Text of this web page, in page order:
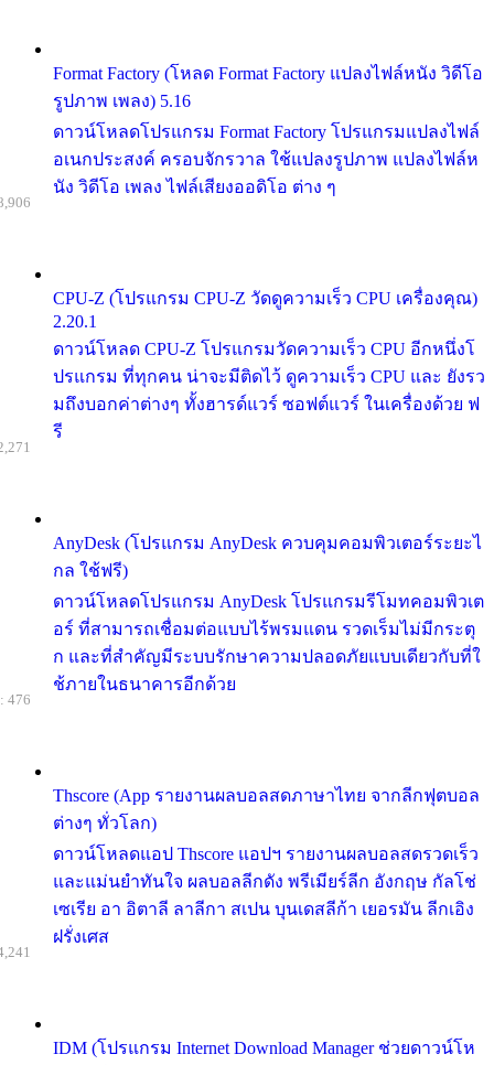
Format Factory (โหลด Format Factory แปลงไฟล์หนัง วิดีโอ
รูปภาพ เพลง) 5.16
ดาวน์โหลดโปรแกรม Format Factory โปรแกรมแปลงไฟล์
อเนกประสงค์ ครอบจักรวาล ใช้แปลงรูปภาพ แปลงไฟล์ห
นัง วิดีโอ เพลง ไฟล์เสียงออดิโอ ต่าง ๆ
CPU-Z (โปรแกรม CPU-Z วัดดูความเร็ว CPU เครื่องคุณ)
2.20.1
ดาวน์โหลด CPU-Z โปรแกรมวัดความเร็ว CPU อีกหนึ่งโ
ปรแกรม ที่ทุกคน น่าจะมีติดไว้ ดูความเร็ว CPU และ ยังรว
มถึงบอกค่าต่างๆ ทั้งฮารด์แวร์ ซอฟต์แวร์ ในเครื่องด้วย ฟ
รี
AnyDesk (โปรแกรม AnyDesk ควบคุมคอมพิวเตอร์ระยะไ
กล ใช้ฟรี)
ดาวน์โหลดโปรแกรม AnyDesk โปรแกรมรีโมทคอมพิวเต
อร์ ที่สามารถเชื่อมต่อแบบไร้พรมแดน รวดเร็มไม่มีกระตุ
ก และที่สำคัญมีระบบรักษาความปลอดภัยแบบเดียวกับที่ใ
ช้ภายในธนาคารอีกด้วย
Thscore (App รายงานผลบอลสดภาษาไทย จากลีกฟุตบอล
ต่างๆ ทั่วโลก)
ดาวน์โหลดแอป Thscore แอปฯ รายงานผลบอลสดรวดเร็ว
และแม่นยำทันใจ ผลบอลลีกดัง พรีเมียร์ลีก อังกฤษ กัลโช่
เซเรีย อา อิตาลี ลาลีกา สเปน บุนเดสลีก้า เยอรมัน ลีกเอิง
ฝรั่งเศส
476
IDM (โปรแกรม Internet Download Manager ช่วยดาวน์โห